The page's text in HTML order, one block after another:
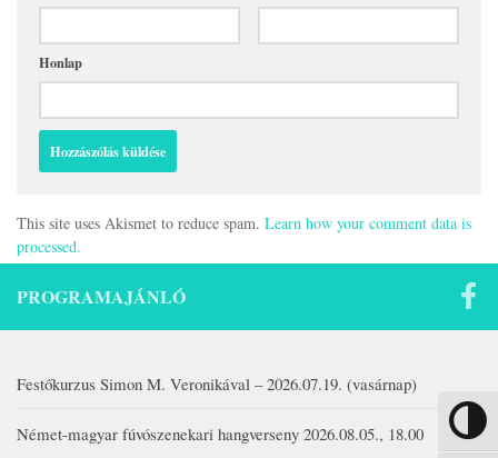
Nagy
Honlap
This site uses Akismet to reduce spam. Learn how your comment data is
processed.
PROGRAMAJÁNLÓ
Festőkurzus Simon M. Veronikával – 2026.07.19. (vasárnap)
Német-magyar fúvószenekari hangverseny 2026.08.05., 18.00